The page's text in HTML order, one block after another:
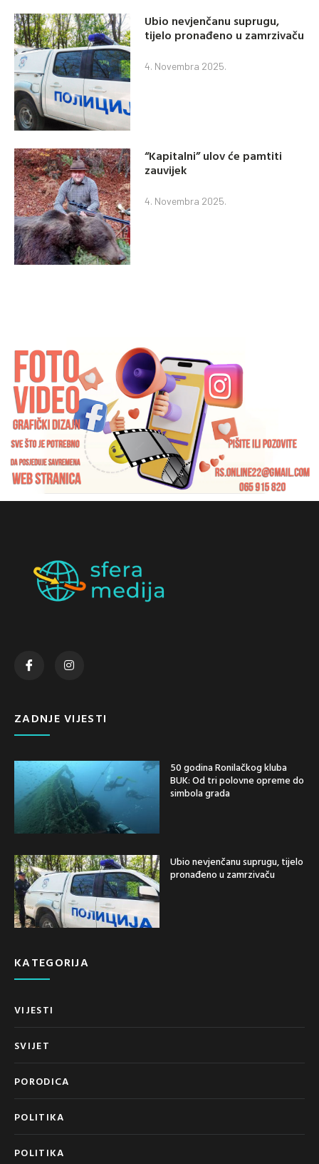
Ubio nevjenčanu suprugu,
tijelo pronađeno u zamrzivaču
4. Novembra 2025.
“Kapitalni” ulov će pamtiti
zauvijek
4. Novembra 2025.
ZADNJE VIJESTI
50 godina Ronilačkog kluba
BUK: Od tri polovne opreme do
simbola grada
Ubio nevjenčanu suprugu, tijelo
pronađeno u zamrzivaču
KATEGORIJA
VIJESTI
SVIJET
PORODICA
POLITIKA
POLITIKA